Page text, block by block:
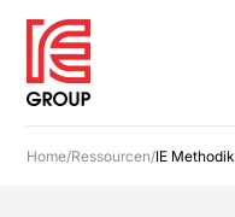
Home/Ressourcen/IE Methodik